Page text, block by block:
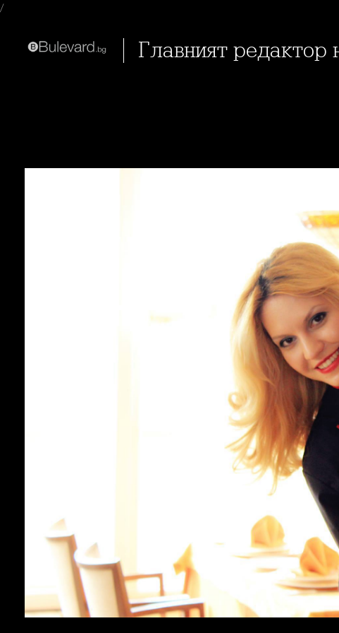
/
Главният